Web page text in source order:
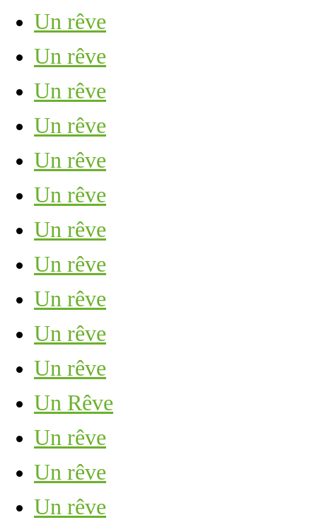
Un rêve
Un rêve
Un rêve
Un rêve
Un rêve
Un rêve
Un rêve
Un rêve
Un rêve
Un rêve
Un rêve
Un Rêve
Un rêve
Un rêve
Un rêve